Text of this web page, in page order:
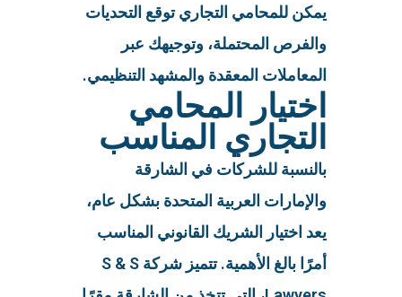
يمكن للمحامي التجاري توقع التحديات
والفرص المحتملة، وتوجيهك عبر
المعاملات المعقدة والمشهد التنظيمي.
اختيار المحامي
التجاري المناسب
بالنسبة للشركات في الشارقة
والإمارات العربية المتحدة بشكل عام،
يعد اختيار الشريك القانوني المناسب
أمرًا بالغ الأهمية. تتميز شركة S & S